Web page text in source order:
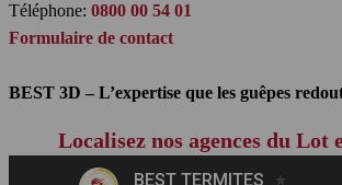
Téléphone: 0800 00 54 01
Formulaire de contact
BEST 3D – L’expertise que les guêpes
Localisez nos agences du Lot